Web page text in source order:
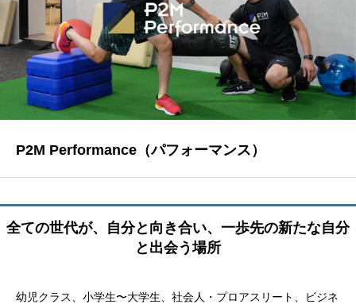
P2M Performance（パフォーマンス）
全ての世代が、自分と向き合い、一歩先の新たな自分
と出会う場所
幼児クラス、小学生〜大学生、社会人・プロアスリート、ビジネ